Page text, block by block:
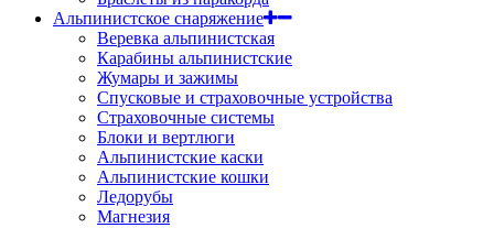
Альпинистское снаряжение
Веревка альпинистская
Карабины альпинистские
Жумары и зажимы
Спусковые и страховочные устройства
Страховочные системы
Блоки и вертлюги
Альпинистские каски
Альпинистские кошки
Ледорубы
Магнезия